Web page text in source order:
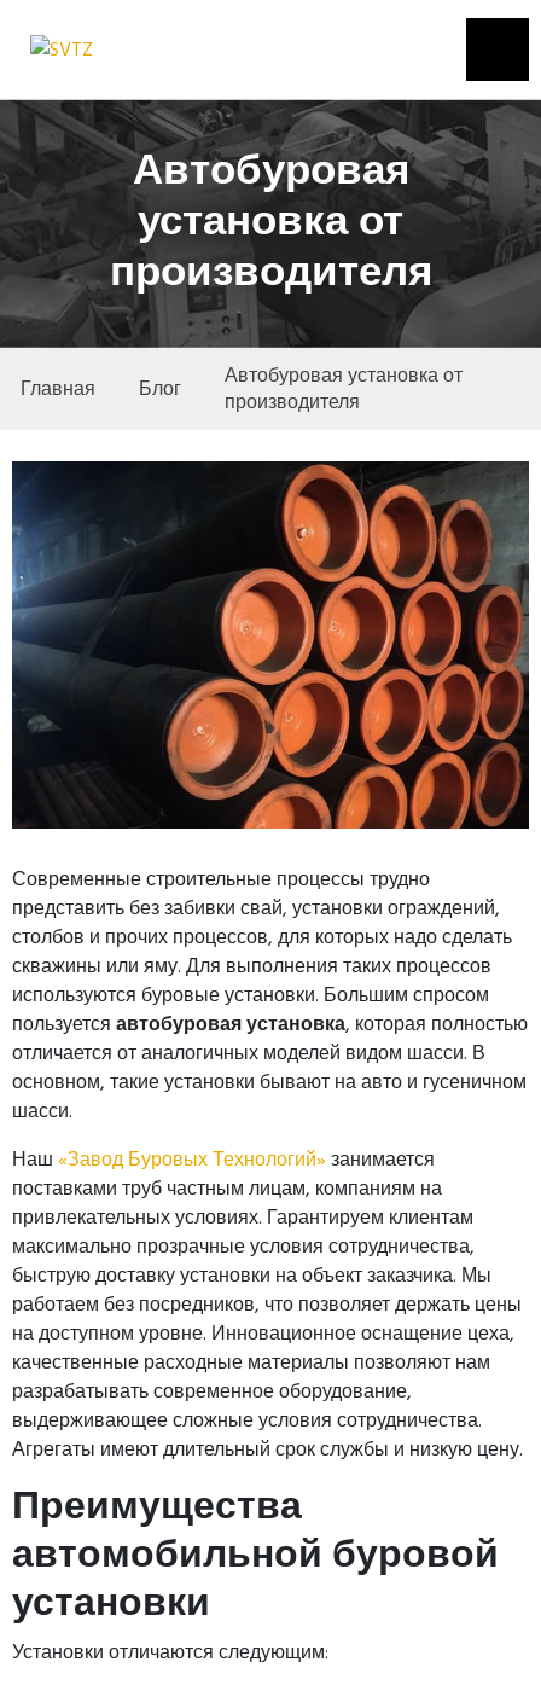
Автобуровая
установка от
производителя
Главная Блог
Автобуровая установка от
производителя
Современные строительные процессы трудно
представить без забивки свай, установки ограждений,
столбов и прочих процессов, для которых надо сделать
скважины или яму. Для выполнения таких процессов
используются буровые установки. Большим спросом
пользуется автобуровая установка, которая полностью
отличается от аналогичных моделей видом шасси. В
основном, такие установки бывают на авто и гусеничном
шасси.
Наш «Завод Буровых Технологий» занимается
поставками труб частным лицам, компаниям на
привлекательных условиях. Гарантируем клиентам
максимально прозрачные условия сотрудничества,
быструю доставку установки на объект заказчика. Мы
работаем без посредников, что позволяет держать цены
на доступном уровне. Инновационное оснащение цеха,
качественные расходные материалы позволяют нам
разрабатывать современное оборудование,
выдерживающее сложные условия сотрудничества.
Агрегаты имеют длительный срок службы и низкую цену.
Преимущества
автомобильной буровой
установки
Установки отличаются следующим: